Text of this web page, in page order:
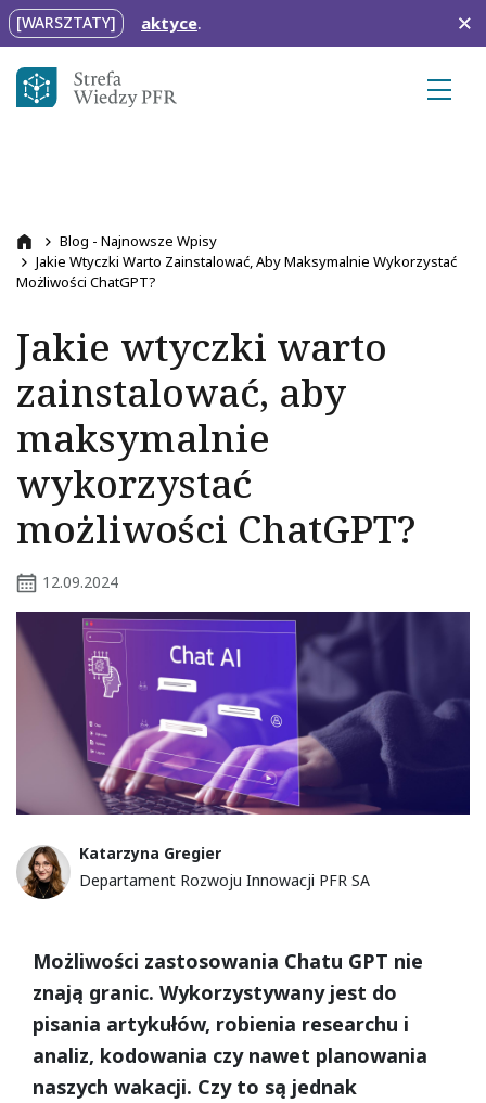
Przejdź do treści
[WARSZTATY] Nowe
Ścieżka nawigacyjna
Przejdź na stronę główną
Blog - Najnowsze Wpisy
Jakie Wtyczki Warto Zainstalować, Aby Maksymalnie Wykorzystać
Możliwości ChatGPT?
Jakie wtyczki warto
zainstalować, aby
maksymalnie
wykorzystać
możliwości ChatGPT?
12.09.2024
Katarzyna Gregier
Departament Rozwoju Innowacji PFR SA
Formatted text
Możliwości zastosowania Chatu GPT nie
znają granic. Wykorzystywany jest do
pisania artykułów, robienia researchu i
analiz, kodowania czy nawet planowania
naszych wakacji. Czy to są jednak